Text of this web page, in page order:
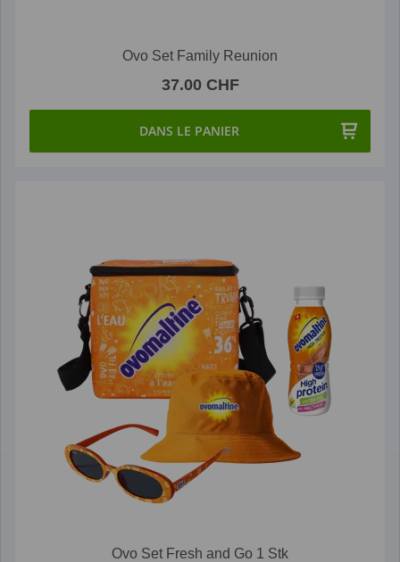
Ovo Set Family Reunion
37.00 CHF
DANS LE PANIER
Ovo Set Fresh and Go 1 Stk